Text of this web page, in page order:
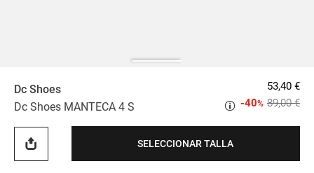
Dc Shoes
Dc Shoes MANTECA 4 S
53,40 €
89,00 €
-40%
SELECCIONAR TALLA